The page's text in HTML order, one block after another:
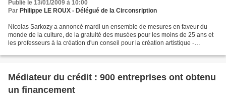
Publié le 13/01/2009 à 10:00
Par Philippe LE ROUX - Délégué de la Circonsription
Nicolas Sarkozy a annoncé mardi un ensemble de mesures en faveur du
monde de la culture, de la gratuité des musées pour les moins de 25 ans et
les professeurs à la création d'un conseil pour la création artistique -
Médiateur du crédit : 900 entreprises ont obtenu
un financement